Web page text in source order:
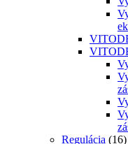
Regulácia (16)